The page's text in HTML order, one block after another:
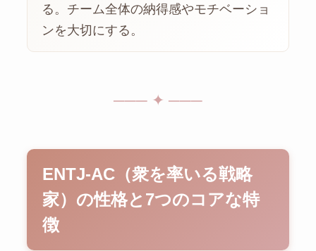
る。チーム全体の納得感やモチベーショ
ンを大切にする。
─── ✦ ───
ENTJ-AC（衆を率いる戦略
家）の性格と7つのコアな特
徴